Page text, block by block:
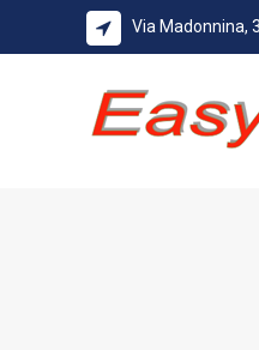
Via Madonnina,